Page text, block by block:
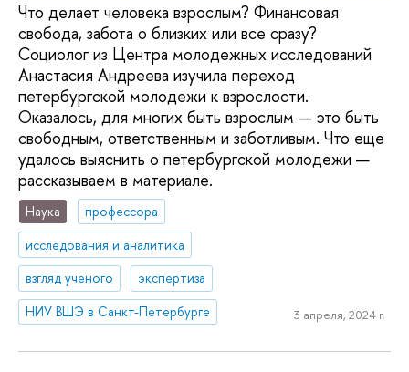
Что делает человека взрослым? Финансовая
свобода, забота о близких или все сразу?
Социолог из Центра молодежных исследований
Анастасия Андреева изучила переход
петербургской молодежи к взрослости.
Оказалось, для многих быть взрослым — это быть
свободным, ответственным и заботливым. Что еще
удалось выяснить о петербургской молодежи —
рассказываем в материале.
Наука
профессора
исследования и аналитика
взгляд ученого
экспертиза
НИУ ВШЭ в Санкт-Петербурге
3 апреля, 2024 г.